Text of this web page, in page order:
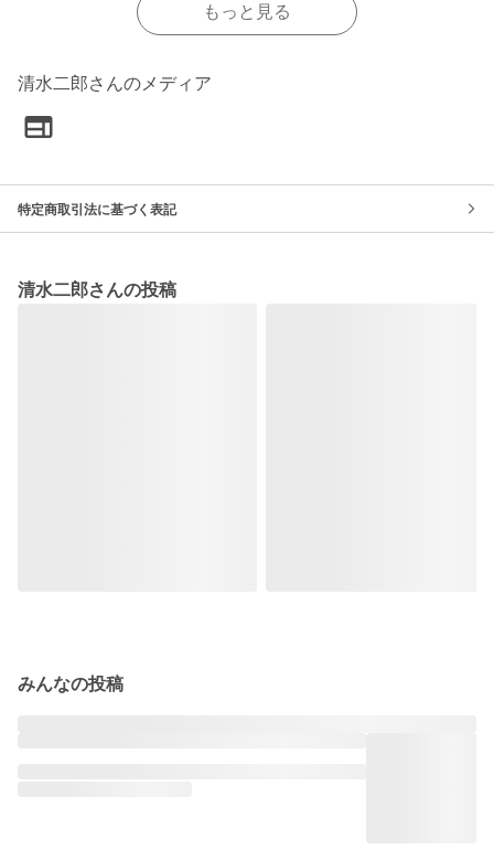
もっと見る
清水二郎さんのメディア
特定商取引法に基づく表記
清水二郎さんの投稿
みんなの投稿